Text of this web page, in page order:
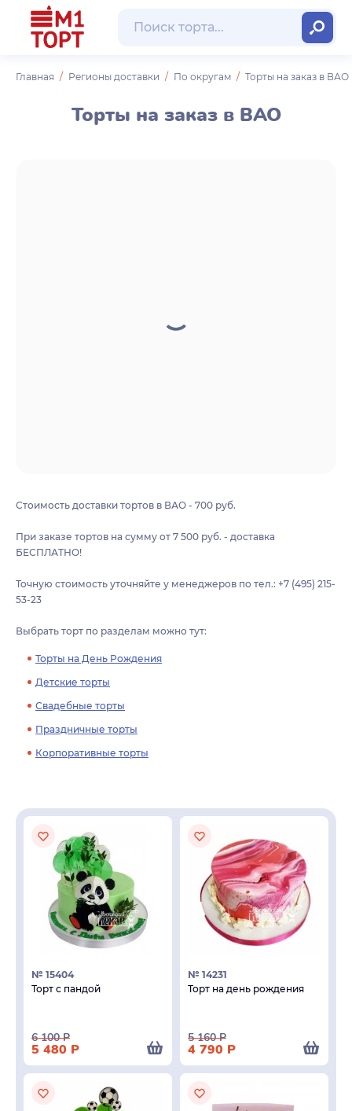
Главная Регионы доставки По округам Торты на заказ в ВАО
Торты на заказ в ВАО
Стоимость доставки тортов в ВАО - 700 руб.
При заказе тортов на сумму от 7 500 руб. - доставка
БЕСПЛАТНО!
Точную стоимость уточняйте у менеджеров по тел.: +7 (495) 215-
53-23
Выбрать торт по разделам можно тут:
Торты на День Рождения
Детские торты
Свадебные торты
Праздничные торты
Корпоративные торты
№ 15404
Торт с пандой
6 100Р
5 480 Р
№ 14231
Торт на день рождения
5 160Р
4 790 Р